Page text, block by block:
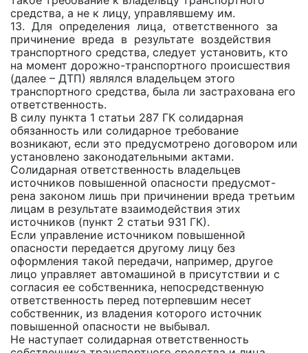
средства, а не к лицу, управлявшему им.
13. Для определения лица, ответственного за
причинение вреда в результате воздействия
транспортного средства, следует установить, кто
на момент дорожно-транспортного происшествия
(далее – ДТП) являлся владельцем этого
транспортного средства, была ли застрахована его
ответственность.
В силу пункта 1 статьи 287 ГК солидарная
обязанность или солидарное требование
возникают, если это предусмотрено договором или
установлено законодательными актами.
Солидарная ответственность владельцев
источников повышенной опасности предусмот-
рена законом лишь при причинении вреда третьим
лицам в результате взаимодействия этих
источников (пункт 2 статьи 931 ГК).
Если управление источником повышенной
опасности передается другому лицу без
оформления такой передачи, например, другое
лицо управляет автомашиной в присутствии и с
согласия ее собственника, непосредственную
ответственность перед потерпевшим несет
собственник, из владения которого источник
повышенной опасности не выбывал.
Не наступает солидарная ответственность